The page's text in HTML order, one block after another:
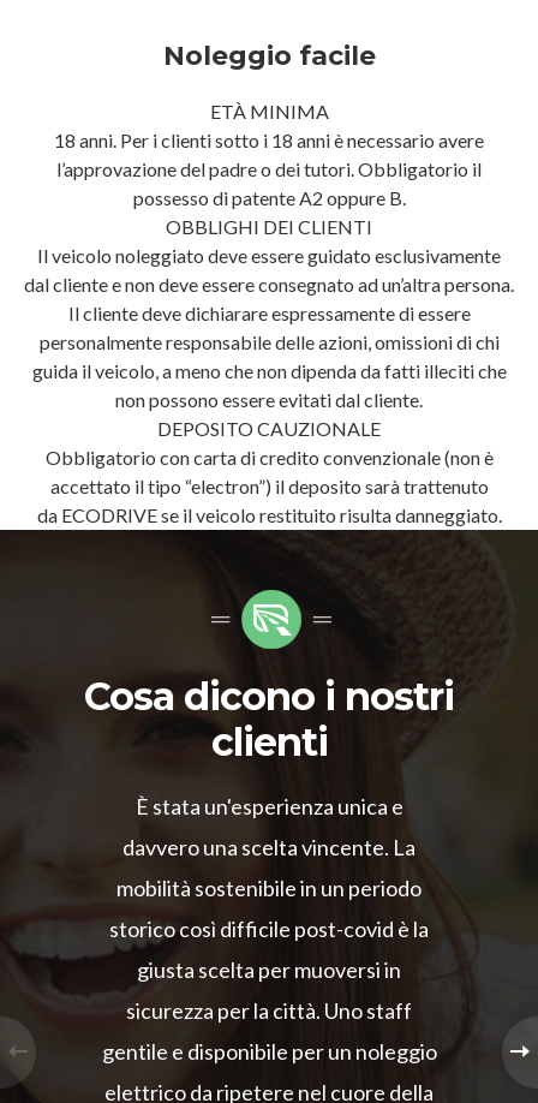
Noleggio facile
ETÀ MINIMA
18 anni. Per i clienti sotto i 18 anni è necessario avere
l’approvazione del padre o dei tutori. Obbligatorio il
possesso di patente A2 oppure B.
OBBLIGHI DEI CLIENTI
Il veicolo noleggiato deve essere guidato esclusivamente
dal cliente e non deve essere consegnato ad un’altra persona.
Il cliente deve dichiarare espressamente di essere
personalmente responsabile delle azioni, omissioni di chi
guida il veicolo, a meno che non dipenda da fatti illeciti che
non possono essere evitati dal cliente.
DEPOSITO CAUZIONALE
Obbligatorio con carta di credito convenzionale (non è
accettato il tipo “electron”) il deposito sarà trattenuto
da ECODRIVE se il veicolo restituito risulta danneggiato.
Cosa dicono i nostri
clienti
È stata un'esperienza unica e
davvero una scelta vincente. La
mobilità sostenibile in un periodo
storico così difficile post-covid è la
giusta scelta per muoversi in
sicurezza per la città. Uno staff
gentile e disponibile per un noleggio
elettrico da ripetere nel cuore della